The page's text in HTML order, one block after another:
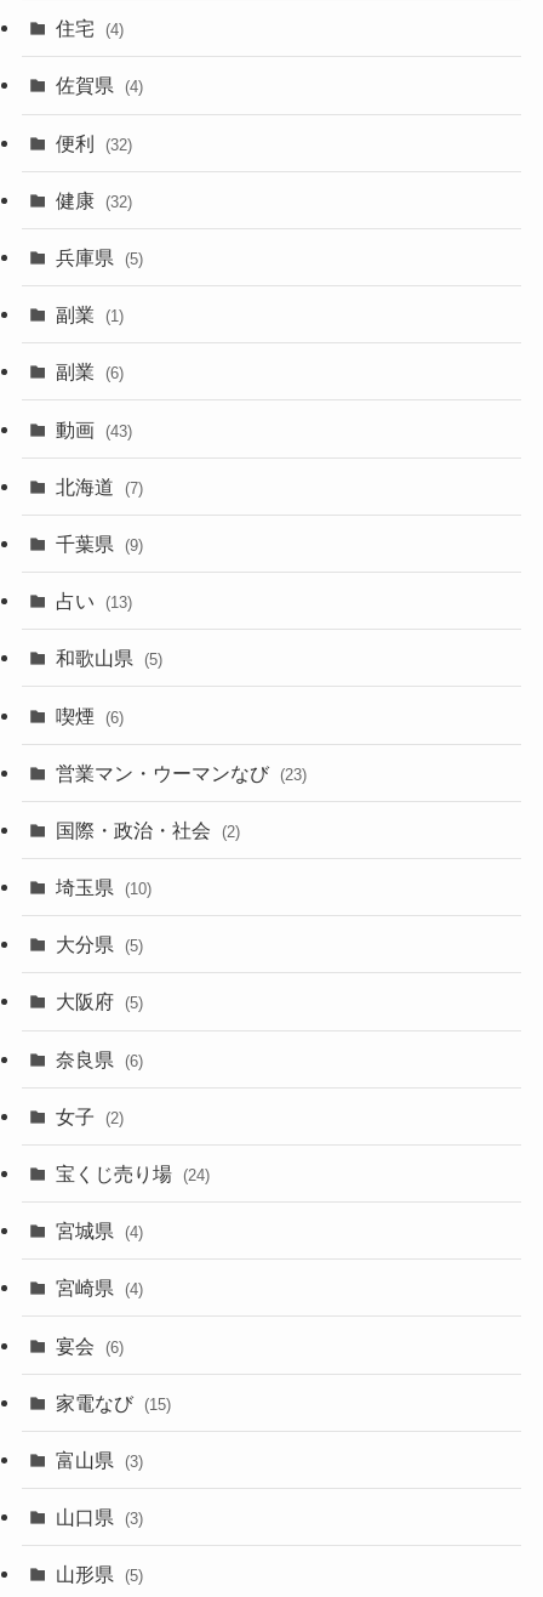
住宅 (4)
佐賀県 (4)
便利 (32)
健康 (32)
兵庫県 (5)
副業 (1)
副業 (6)
動画 (43)
北海道 (7)
千葉県 (9)
占い (13)
和歌山県 (5)
喫煙 (6)
営業マン・ウーマンなび (23)
国際・政治・社会 (2)
埼玉県 (10)
大分県 (5)
大阪府 (5)
奈良県 (6)
女子 (2)
宝くじ売り場 (24)
宮城県 (4)
宮崎県 (4)
宴会 (6)
家電なび (15)
富山県 (3)
山口県 (3)
山形県 (5)